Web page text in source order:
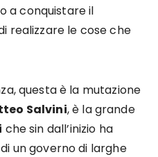
a conquistare il
realizzare le cose che
questa è la mutazione
Salvini, è la grande
che sin dall’inizio ha
un governo di larghe